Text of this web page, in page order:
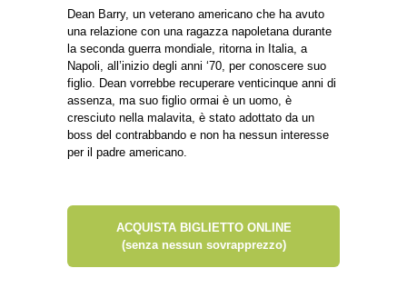
Dean Barry, un veterano americano che ha avuto
una relazione con una ragazza napoletana durante
la seconda guerra mondiale, ritorna in Italia, a
Napoli, all’inizio degli anni ‘70, per conoscere suo
figlio. Dean vorrebbe recuperare venticinque anni di
assenza, ma suo figlio ormai è un uomo, è
cresciuto nella malavita, è stato adottato da un
boss del contrabbando e non ha nessun interesse
per il padre americano.
ACQUISTA BIGLIETTO ONLINE
(senza nessun sovrapprezzo)